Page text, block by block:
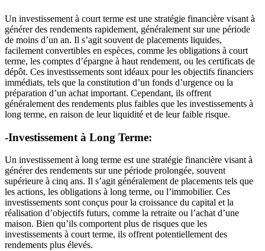
Un investissement à court terme est une stratégie financière visant à
générer des rendements rapidement, généralement sur une période
de moins d’un an. Il s’agit souvent de placements liquides,
facilement convertibles en espèces, comme les obligations à court
terme, les comptes d’épargne à haut rendement, ou les certificats de
dépôt. Ces investissements sont idéaux pour les objectifs financiers
immédiats, tels que la constitution d’un fonds d’urgence ou la
préparation d’un achat important. Cependant, ils offrent
généralement des rendements plus faibles que les investissements à
long terme, en raison de leur liquidité et de leur faible risque.
-Investissement à Long Terme:
Un investissement à long terme est une stratégie financière visant à
générer des rendements sur une période prolongée, souvent
supérieure à cinq ans. Il s’agit généralement de placements tels que
les actions, les obligations à long terme, ou l’immobilier. Ces
investissements sont conçus pour la croissance du capital et la
réalisation d’objectifs futurs, comme la retraite ou l’achat d’une
maison. Bien qu’ils comportent plus de risques que les
investissements à court terme, ils offrent potentiellement des
rendements plus élevés.